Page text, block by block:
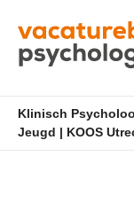
Klinisch
Jeugd | KOOS